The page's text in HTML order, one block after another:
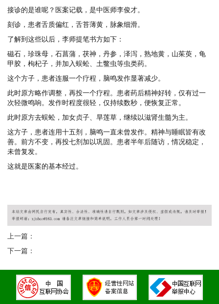
接诊的是谁呢？医案记载，是中医师李俊才。
刻诊，患者舌质偏红，舌苔薄黄，脉象细滑。
了解到这些以后，李师提笔书方如下：
磁石，珍珠母，石菖蒲，茯神，丹参，泽泻，熟地黄，山茱萸，龟
甲胶，枸杞子，并加入蜈蚣、土鳖虫等虫类药。
这个方子，患者连服一个疗程，脑鸣发作显著减少。
此时原方略作调整，再投一个疗程。患者药后精神好转，仅有过一
次轻微鸣响。发作时程度很轻，仅持续数秒，便恢复正常。
此时原方去蜈蚣，加女贞子、旱莲草，继续以滋肾生髓为主。
这方子，患者连用十五剂，脑鸣一直未曾发作。精神与睡眠皆有改
善。前方不变，再投七剂加以巩固。患者半年后随访，情况稳定，
未曾复发。
这就是医案的基本经过。
上一篇：
下一篇：